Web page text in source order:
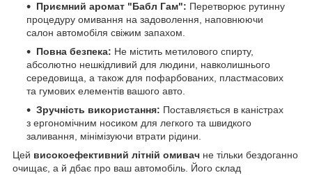
Приємний аромат "Бабл Гам": Перетворює рутинну
процедуру омивання на задоволення, наповнюючи
салон автомобіля свіжим запахом.
Повна безпека: Не містить метилового спирту,
абсолютно нешкідливий для людини, навколишнього
середовища, а також для пофарбованих, пластмасових
та гумових елементів вашого авто.
Зручність використання: Поставляється в каністрах
з ергономічним носиком для легкого та швидкого
заливання, мінімізуючи втрати рідини.
Цей високоефективний літній омивач не тільки бездоганно
очищає, а й дбає про ваш автомобіль. Його склад